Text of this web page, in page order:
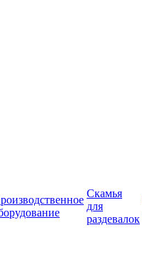
Скамья
для
раздевалок